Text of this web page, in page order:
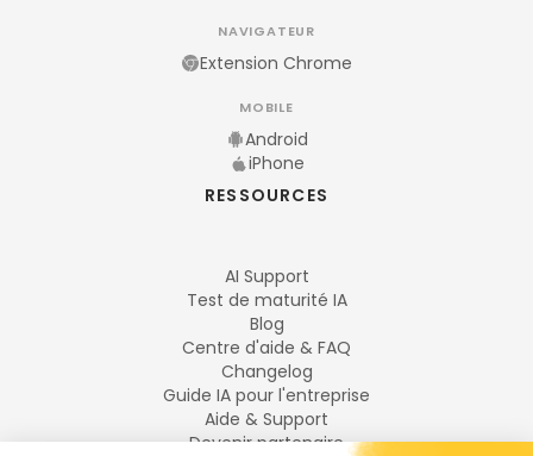
NAVIGATEUR
Extension Chrome
MOBILE
Android
iPhone
RESSOURCES
AI Support
Test de maturité IA
Blog
Centre d'aide & FAQ
Changelog
Guide IA pour l'entreprise
Aide & Support
Devenir partenaire